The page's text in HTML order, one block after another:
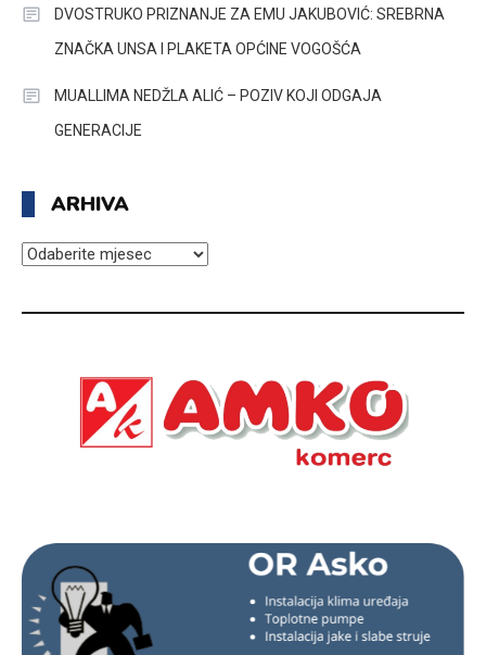
DVOSTRUKO PRIZNANJE ZA EMU JAKUBOVIĆ: SREBRNA
ZNAČKA UNSA I PLAKETA OPĆINE VOGOŠĆA
MUALLIMA NEDŽLA ALIĆ – POZIV KOJI ODGAJA
GENERACIJE
ARHIVA
ARHIVA